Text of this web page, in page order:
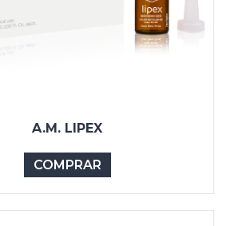
A.M. LIPEX
COMPRAR